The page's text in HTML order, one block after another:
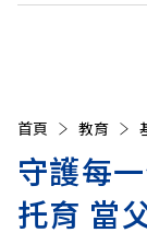
首頁 教育
守護每
托育 當